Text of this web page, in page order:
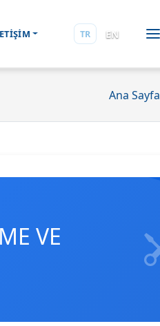
TR EN
Ana Sayfa
VE